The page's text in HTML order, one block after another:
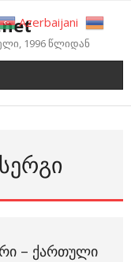
1996 წლიდან
– ᲥᲐᲠᲗᲣᲚᲘ
Azerbaijani